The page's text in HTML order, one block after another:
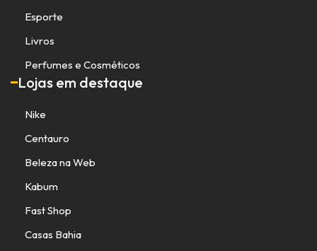
Esporte
Livros
Perfumes e Cosméticos
Lojas em destaque
Nike
Centauro
Beleza na Web
Kabum
Fast Shop
Casas Bahia